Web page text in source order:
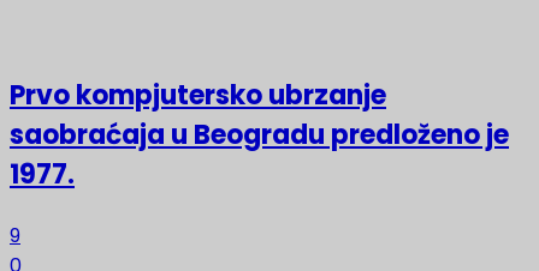
Prvo kompjutersko ubrzanje
saobraćaja u Beogradu predloženo je
1977.
9
0